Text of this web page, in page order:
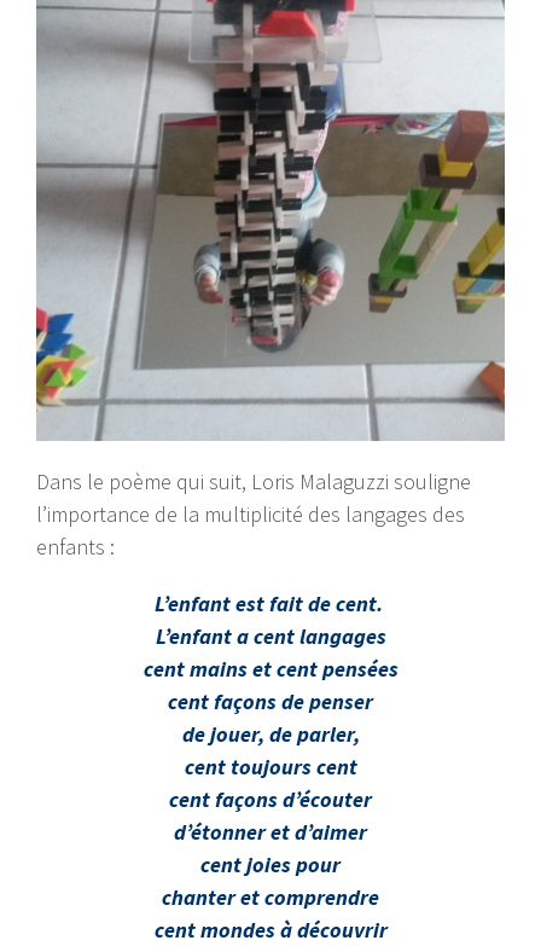
Dans le poème qui suit, Loris Malaguzzi souligne
l’importance de la multiplicité des langages des
enfants :
L’enfant est fait de cent.
L’enfant a cent langages
cent mains et cent pensées
cent façons de penser
de jouer, de parler,
cent toujours cent
cent façons d’écouter
d’étonner et d’aimer
cent joies pour
chanter et comprendre
cent mondes à découvrir